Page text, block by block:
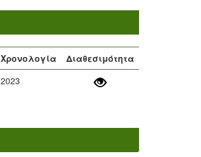
Χρονολογία
Διαθεσιμότητα
2023